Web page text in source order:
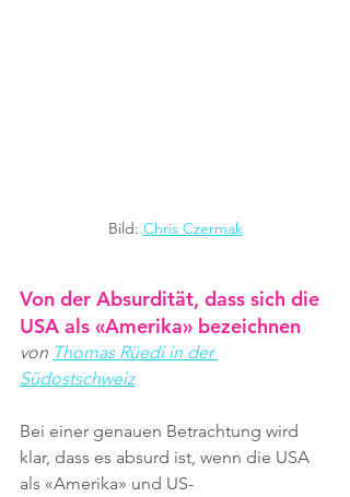
Bild: Chris Czermak
Von der Absurdität, dass sich die
USA als «Amerika» bezeichnen
von Thomas Rüedi in der
Südostschweiz
Bei einer genauen Betrachtung wird
klar, dass es absurd ist, wenn die USA
als «Amerika» und US-